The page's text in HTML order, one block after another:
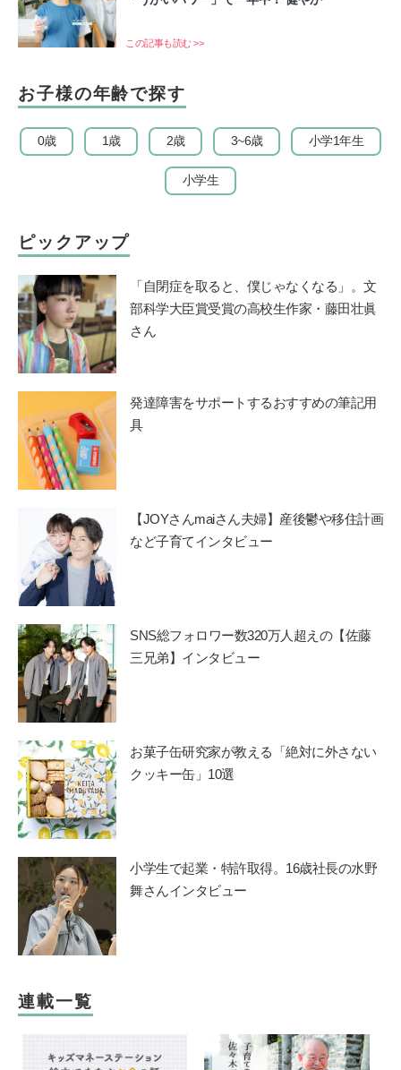
この記事も読む >>
お子様の年齢で探す
0歳 1歳 2歳 3~6歳 小学1年生
小学生
ピックアップ
「自閉症を取ると、僕じゃなくなる」。文
部科学大臣賞受賞の高校生作家・藤田壮眞
さん
発達障害をサポートするおすすめの筆記用
具
【JOYさんmaiさん夫婦】産後鬱や移住計画
など子育てインタビュー
SNS総フォロワー数320万人超えの【佐藤
三兄弟】インタビュー
お菓子缶研究家が教える「絶対に外さない
クッキー缶」10選
小学生で起業・特許取得。16歳社長の水野
舞さんインタビュー
連載一覧